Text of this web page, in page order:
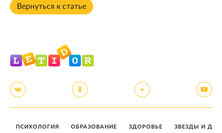
Вернуться к статье
ПСИХОЛОГИЯ ОБРАЗОВАНИЕ ЗДОРОВЬЕ ЗВЕЗДЫ И